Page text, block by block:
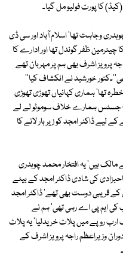
کا پورٹ فولیو مل گیا۔
وجاہت تھا' اسلام آباد اور سی ڈی
ظفر گوندل تھا اور ادارے کا
پرویز اشرف بھی ہم پر مہربان تھے
خورشید نے انکشاف کیا''
تھا' ہماری کہانیاں تھوڑی تھوڑی
جسٹس ہمارے خلاف سوموٹو لے لے
ڈاکٹر امجد کو زیر بار لانے کا
مالک ہیں' یہ افتخار محمد چوہدری
کی شادی ڈاکٹر امجد کے بیٹے
کے قریبی دوست بھی تھے' ڈاکٹر امجد
کی ایم پی اے رہی تھی' ہم نے
ارب روپے میں پلاٹ خریدلیا' یہ پلاٹ
وزیراعظم راجہ پرویز اشرف کے